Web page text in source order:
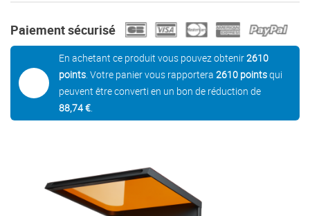
Paiement sécurisé
En achetant ce produit vous pouvez obtenir2610
points. Votre panier vous rapportera 2610 pointsqui
peuvent être converti en un bon de réduction de
88,74 €.